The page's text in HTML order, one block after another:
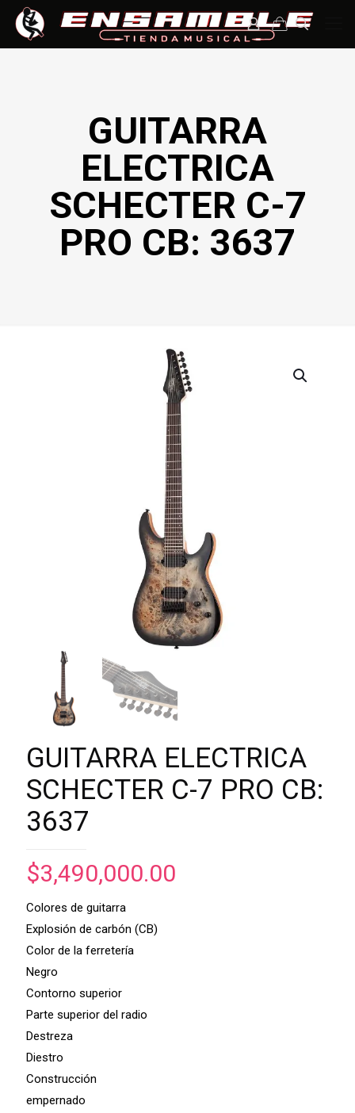
GUITARRA
ELECTRICA
SCHECTER C-7
PRO CB: 3637
GUITARRA ELECTRICA
SCHECTER C-7 PRO CB:
3637
$3,490,000.00
Colores de guitarra
Explosión de carbón (CB)
Color de la ferretería
Negro
Contorno superior
Parte superior del radio
Destreza
Diestro
Construcción
empernado